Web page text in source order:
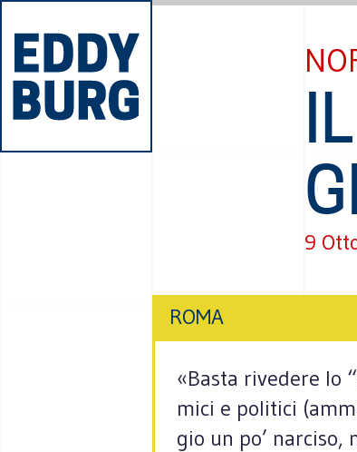
9
ROMA
«Basta rive­dere lo
mici e poli­tici
gio un po’ nar­ciso,